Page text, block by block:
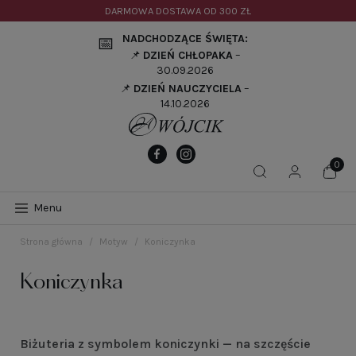
DARMOWA DOSTAWA OD300 ZŁ
📅
NADCHODZĄCE ŚWIĘTA:
📌 DZIEŃ CHŁOPAKA–
30.09.2026
📌 DZIEŃ NAUCZYCIELA–
14.10.2026
Menu
Strona główna Motyw Koniczynka
Koniczynka
Biżuteria z symbolem koniczynki — na szczęście